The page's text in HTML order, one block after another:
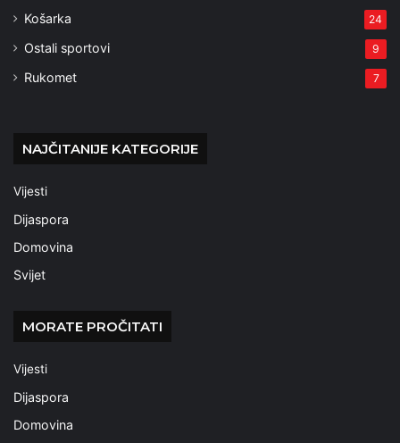
Košarka 24
Ostali sportovi 9
Rukomet 7
NAJČITANIJE KATEGORIJE
Vijesti
Dijaspora
Domovina
Svijet
MORATE PROČITATI
Vijesti
Dijaspora
Domovina